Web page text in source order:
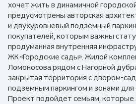
хочет жить в динамичной
предусмотрены авторская
и двухуровневый подземный
покупателей, которым важны
продуманная внутренняя
ЖК «Городские сады». Жилой
Ломоносова рядом с Нагорной
закрытая территория с двором-
подземным паркингом и зонами для
Проект подойдет семьям, которые